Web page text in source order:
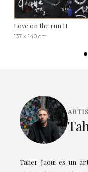
Love on the run II
137 x 140 cm
Taher Jaoui es un